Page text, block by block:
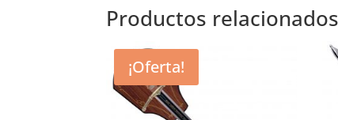
Productos relacionados
¡Oferta!